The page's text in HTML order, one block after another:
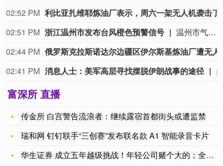
02:52 PM
02:51 PM 浙江温州市发布台风橙色预警信号
温州市气象台2026年8月8日14时23分将温州市区台风黄色预警信号升级为台风橙色预警信号：受今年第13号台风“白海豚”影响，预计今天下午温州市区和沿海平原、沿海海面风力分别有7—9级和9—11级；夜里到明天继续增强至10—12级和13—15级。今天夜里起温州市区所有街道（镇）阴有大到暴雨，明天和后天阴有暴雨到大暴雨，部分特大暴雨。
02:44 PM
02:41 PM 消息人士：美军高层寻找摆脱伊朗战事的途径
富深所 直播
传金所 白宫警告流浪者：继续露宿首都街头或遭监禁
瑞和网 钉钉联手“三创赛”发布联名款 A1 智能录音卡片
华生证券 成立五年越级挑战！年轻公司赌个大的；全球最大游戏展